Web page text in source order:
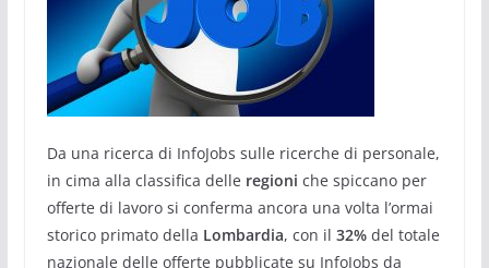
Da una ricerca di InfoJobs sulle ricerche di personale,
in cima alla classifica delle regioni che spiccano per
offerte di lavoro si conferma ancora una volta l’ormai
storico primato della Lombardia, con il 32%del totale
nazionale delle offerte pubblicate su InfoJobs da